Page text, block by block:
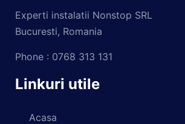
Experti instalatii Nonstop SRL
Bucuresti, Romania
Phone : 0768 313 131
Linkuri utile
Acasa